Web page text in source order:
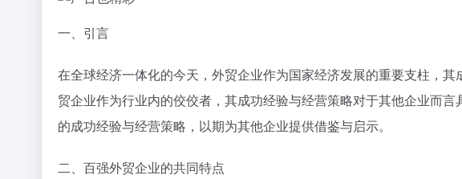
一、引言
在全球经济一体化的今天，外贸企业作为国家经济发展的重要支柱，
贸企业作为行业内的佼佼者，其成功经验与经营策略对于其他企业而
的成功经验与经营策略，以期为其他企业提供借鉴与启示。
二、百强外贸企业的共同特点